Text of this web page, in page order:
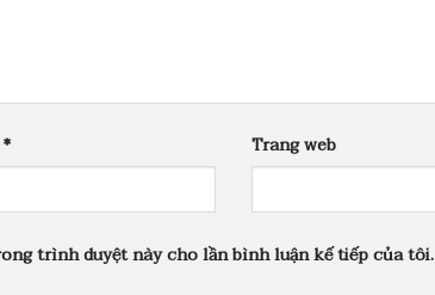
* Trang web
trình duyệt này cho lần bình luận kế tiếp của tôi.